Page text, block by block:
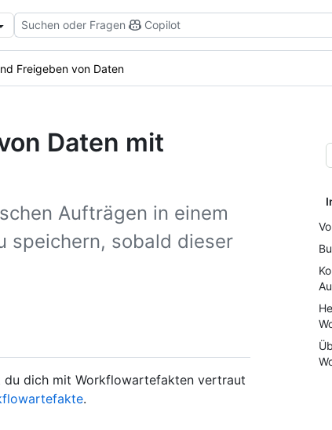
Suchen oder Fragen Copilot
Freigeben von Daten
Daten mit
Aufträgen in einem
speichern, sobald dieser
du dich mit Workflowartefakten vertraut
.